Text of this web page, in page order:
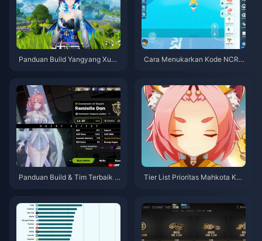
Panduan Build Yangyang Xuan
Cara Menukarkan Kode NCRC
Panduan Build & Tim Terbaik R
Tier List Prioritas Mahkota Kar